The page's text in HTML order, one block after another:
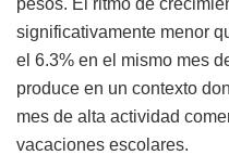
significativamente menor
el 6.3% en el mismo mes
produce en un contexto
mes de alta actividad
vacaciones escolares.